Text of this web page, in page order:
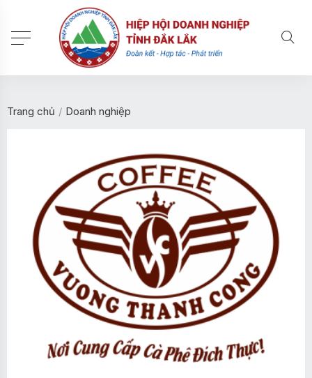
Trang chủ / Doanh nghiệp